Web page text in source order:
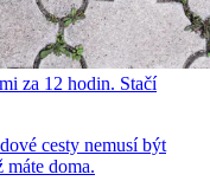
za 12 hodin. Stačí
cesty nemusí být
doma.